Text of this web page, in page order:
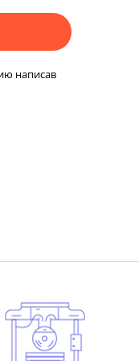
написав